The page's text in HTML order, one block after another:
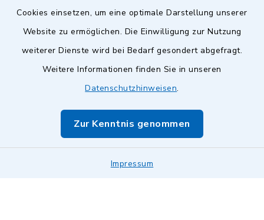
Cookies einsetzen, um eine optimale Darstellung unserer
Website zu ermöglichen. Die Einwilligung zur Nutzung
weiterer Dienste wird bei Bedarf gesondert abgefragt.
Weitere Informationen finden Sie in unseren
Datenschutzhinweisen.
Zur Kenntnis genommen
Impressum
Barrierefreiheit
Impressum
Sitemap